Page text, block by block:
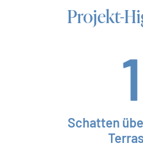
Projekt-
Schatten